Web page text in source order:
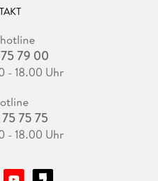
79 00
- 18.00 Uhr
75 75
- 18.00 Uhr